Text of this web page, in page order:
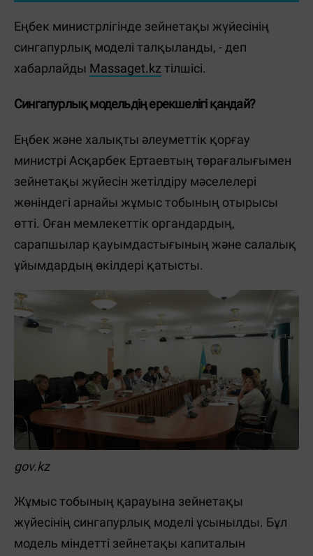
Еңбек министрлігінде зейнетақы жүйесінің
сингапурлық моделі талқыланды, - деп
хабарлайды Massaget.kz тілшісі.
Сингапурлық модельдің ерекшелігі қандай?
Еңбек және халықты әлеуметтік қорғау
министрі Асқарбек Ертаевтың төрағалығымен
зейнетақы жүйесін жетілдіру мәселелері
жөніндегі арнайы жұмыс тобының отырысы
өтті. Оған мемлекеттік органдардың,
сарапшылар қауымдастығының және салалық
ұйымдардың өкілдері қатысты.
gov.kz
Жұмыс тобының қарауына зейнетақы
жүйесінің сингапурлық моделі ұсынылды. Бұл
модель міндетті зейнетақы капиталын